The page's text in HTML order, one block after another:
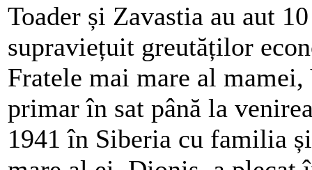
Toader și Zavastia au aut
supraviețuit greutăților
Fratele mai mare al
primar în sat până la
1941 în Siberia cu familia